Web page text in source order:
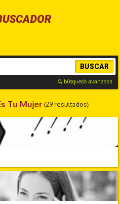
BUSCAR
búsqueda avanzada
Tu Mujer (29 resultados)
EFECTOS DE SONIDO